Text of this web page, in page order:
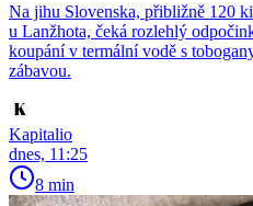
Na jihu Slovenska, přibližně 120
u Lanžhota, čeká rozlehlý
koupání v termální vodě s
zábavou.
Kapitalio
dnes, 11:25
8 min